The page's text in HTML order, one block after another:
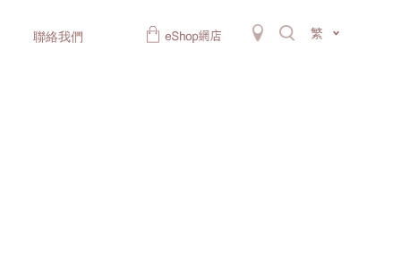
聯絡我們 繁